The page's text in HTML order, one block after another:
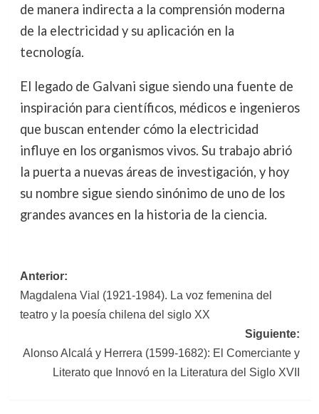
de manera indirecta a la comprensión moderna
de la electricidad y su aplicación en la
tecnología.
El legado de Galvani sigue siendo una fuente de
inspiración para científicos, médicos e ingenieros
que buscan entender cómo la electricidad
influye en los organismos vivos. Su trabajo abrió
la puerta a nuevas áreas de investigación, y hoy
su nombre sigue siendo sinónimo de uno de los
grandes avances en la historia de la ciencia.
Navegación
de
entradas
Anterior:
Magdalena Vial (1921-1984). La voz femenina del
teatro y la poesía chilena del siglo XX
Siguiente:
Alonso Alcalá y Herrera (1599-1682): El Comerciante y
Literato que Innovó en la Literatura del Siglo XVII